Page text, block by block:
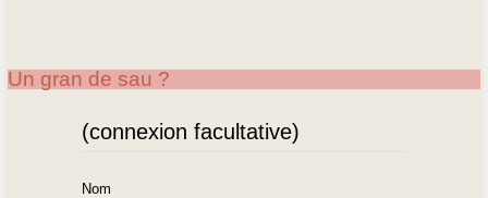
Un gran de sau ?
(connexion facultative)
Nom